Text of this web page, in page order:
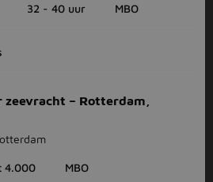
32 - 40 uur MBO
– Rotterdam,
4.000 MBO